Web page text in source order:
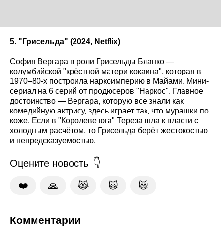
5. "Грисельда" (2024, Netflix)
София Вергара в роли Грисельды Бланко —
колумбийской "крёстной матери кокаина", которая в
1970–80-х построила наркоимперию в Майами. Мини-
сериал на 6 серий от продюсеров "Наркос". Главное
достоинство — Вергара, которую все знали как
комедийную актрису, здесь играет так, что мурашки по
коже. Если в "Королеве юга" Тереза шла к власти с
холодным расчётом, то Грисельда берёт жестокостью
и непредсказуемостью.
Оцените новость
❤️ 🙏 😹 🙀 😿
Комментарии